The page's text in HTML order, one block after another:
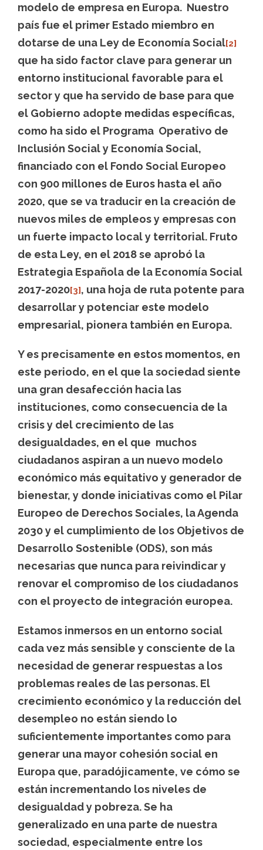
modelo de empresa en Europa. Nuestro
país fue el primer Estado miembro en
dotarse de una Ley de Economía Social[2]
que ha sido factor clave para generar un
entorno institucional favorable para el
sector y que ha servido de base para que
el Gobierno adopte medidas específicas,
como ha sido el Programa Operativo de
Inclusión Social y Economía Social,
financiado con el Fondo Social Europeo
con 900 millones de Euros hasta el año
2020, que se va traducir en la creación de
nuevos miles de empleos y empresas con
un fuerte impacto local y territorial. Fruto
de esta Ley, en el 2018 se aprobó la
Estrategia Española de la Economía Social
2017-2020[3], una hoja de ruta potente para
desarrollar y potenciar este modelo
empresarial, pionera también en Europa.
Y es precisamente en estos momentos, en
este periodo, en el que la sociedad siente
una gran desafección hacia las
instituciones, como consecuencia de la
crisis y del crecimiento de las
desigualdades, en el que muchos
ciudadanos aspiran a un nuevo modelo
económico más equitativo y generador de
bienestar, y donde iniciativas como el Pilar
Europeo de Derechos Sociales, la Agenda
2030 y el cumplimiento de los Objetivos de
Desarrollo Sostenible (ODS), son más
necesarias que nunca para reivindicar y
renovar el compromiso de los ciudadanos
con el proyecto de integración europea.
Estamos inmersos en un entorno social
cada vez más sensible y consciente de la
necesidad de generar respuestas a los
problemas reales de las personas. El
crecimiento económico y la reducción del
desempleo no están siendo lo
suficientemente importantes como para
generar una mayor cohesión social en
Europa que, paradójicamente, ve cómo se
están incrementando los niveles de
desigualdad y pobreza. Se ha
generalizado en una parte de nuestra
sociedad, especialmente entre los